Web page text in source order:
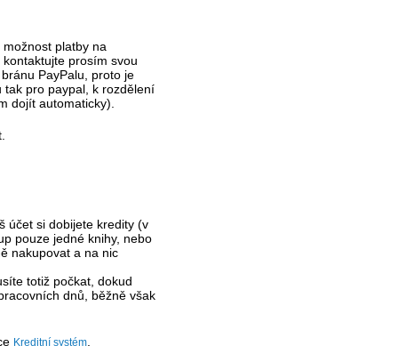
platby na
prosím svou
PayPalu, proto je
tak pro paypal, k rozdělení
dojít automaticky).
účet si dobijete kredity (v
pouze jedné knihy, nebo
nakupovat a na nic
totiž počkat, dokud
dnů, běžně však
Kreditní systém